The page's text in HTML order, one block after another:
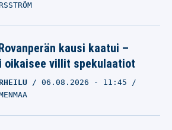
kausi kaatui –
oikaisee villit spekulaatiot
06.08.2026 - 11:45